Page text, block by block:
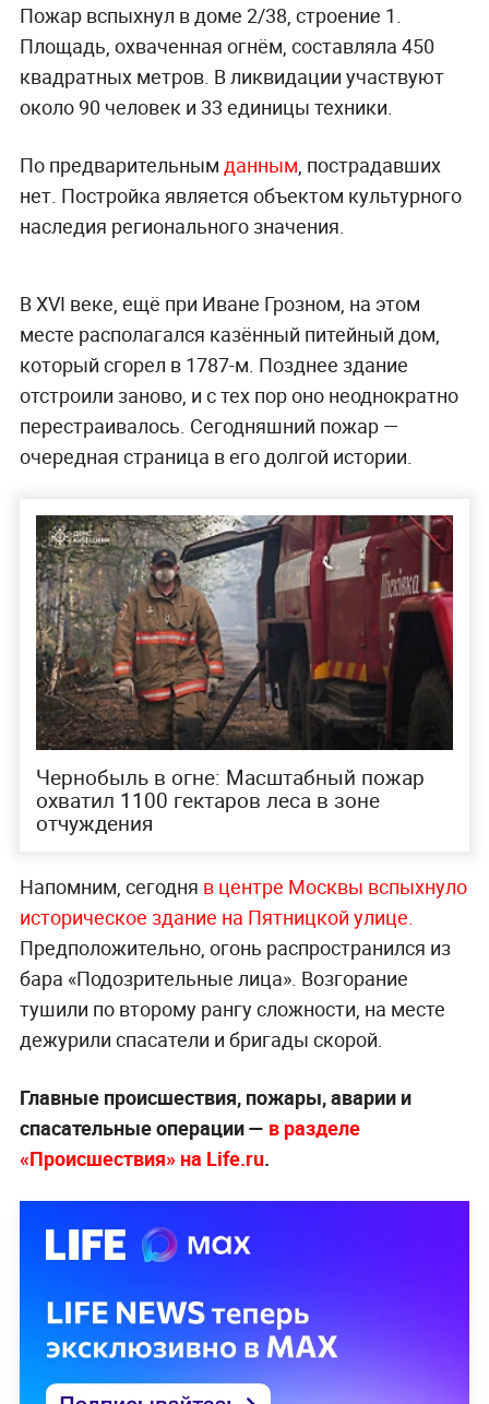
Пожар вспыхнул в доме 2/38, строение 1.
Площадь, охваченная огнём, составляла 450
квадратных метров. В ликвидации участвуют
около 90 человек и 33 единицы техники.
По предварительным данным , пострадавших
нет. Постройка является объектом культурного
наследия регионального значения.
В XVI веке, ещё при Иване Грозном, на этом
месте располагался казённый питейный дом,
который сгорел в 1787-м. Позднее здание
отстроили заново, и с тех пор оно неоднократно
перестраивалось. Сегодняшний пожар —
очередная страница в его долгой истории.
Чернобыль в огне: Масштабный пожар
охватил 1100 гектаров леса в зоне
отчуждения
Напомним, сегодня в центре Москвы вспыхнуло
историческое здание на Пятницкой улице.
Предположительно, огонь распространился из
бара «Подозрительные лица». Возгорание
тушили по второму рангу сложности, на месте
дежурили спасатели и бригады скорой.
Главные происшествия, пожары, аварии и
спасательные операции — в разделе
«Происшествия» на Life.ru.